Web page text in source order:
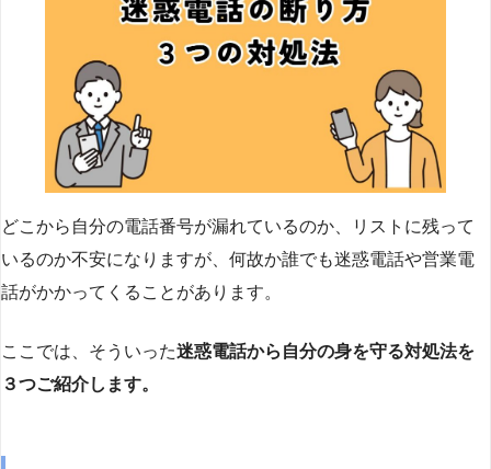
どこから自分の電話番号が漏れているのか、リストに残って
いるのか不安になりますが、何故か誰でも迷惑電話や営業電
話がかかってくることがあります。
ここでは、そういった迷惑電話から自分の身を守る対処法を
３つご紹介します。